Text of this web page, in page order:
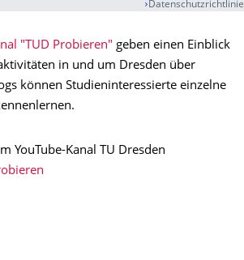
Datenschutzrichtlinie
"TUD Probieren" geben einen Einblick
in und um Dresden über
können Studieninteressierte einzelne
YouTube-Kanal TU Dresden